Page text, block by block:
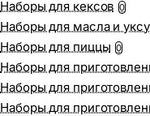
Наборы для кексов 0
Наборы для масла и
Наборы для пиццы 0
Наборы для
Наборы для
Наборы для